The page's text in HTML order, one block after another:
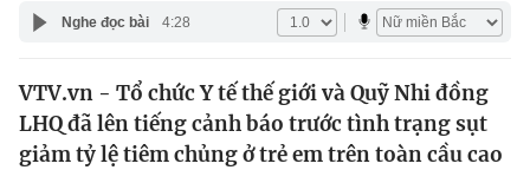
Thế giới
Giáo dục
Nghe đọc bài 4:28
VTV.vn - Tổ chức Y tế thế giới và Quỹ Nhi đồng
LHQ đã lên tiếng cảnh báo trước tình trạng sụt
giảm tỷ lệ tiêm chủng ở trẻ em trên toàn cầu cao